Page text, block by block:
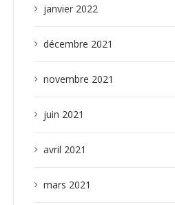
janvier 2022
décembre 2021
novembre 2021
juin 2021
avril 2021
mars 2021